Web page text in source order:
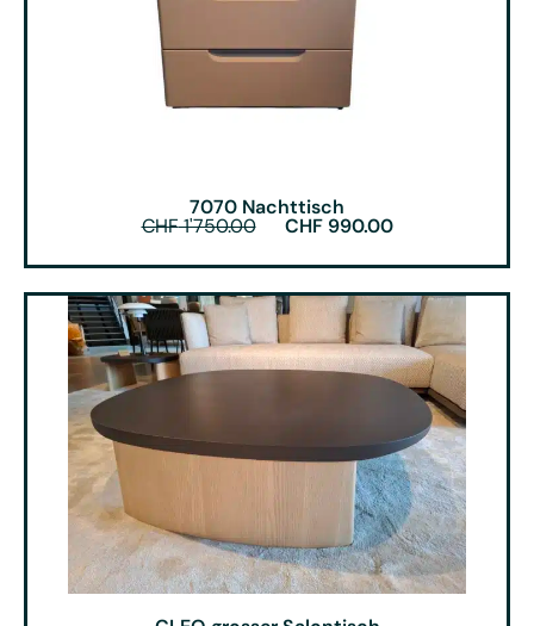
7070 Nachttisch
CHF1'750.00 CHF990.00